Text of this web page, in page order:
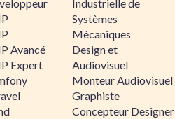
Avancé
Expert
Industrielle de
Systèmes
Mécaniques
Design et
Audiovisuel
Monteur Audiovisuel
Graphiste
Concepteur Designer